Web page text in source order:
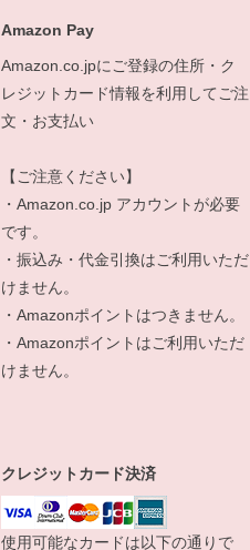
Amazon Pay
Amazon.co.jpにご登録の住所・ク
レジットカード情報を利用してご注
文・お支払い
【ご注意ください】
・Amazon.co.jp アカウントが必要
です。
・振込み・代金引換はご利用いただ
けません。
・Amazonポイントはつきません。
・Amazonポイントはご利用いただ
けません。
クレジットカード決済
使用可能なカードは以下の通りで